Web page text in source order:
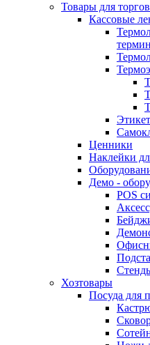
Товары для
Кассовые
Ценники
Наклейки
Демо -
POS
Хозтовары
Посуда для